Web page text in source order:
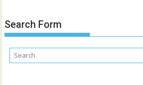
Search Form